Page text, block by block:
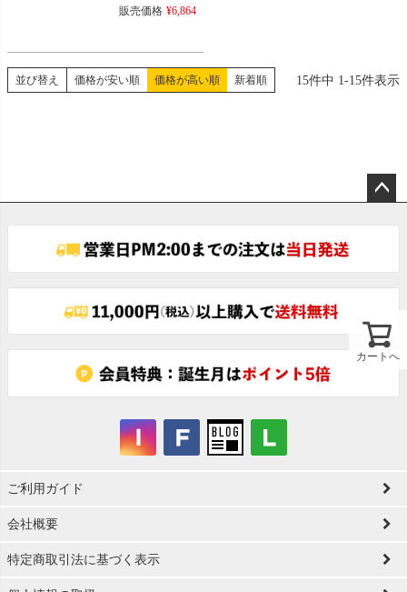
販売価格 ¥6,864
並び替え 価格が安い順 価格が高い順 新着順 15件中 1 -15件表示
カートへ
へ
ご利用ガイド
会社概要
特定商取引法に基づく表示